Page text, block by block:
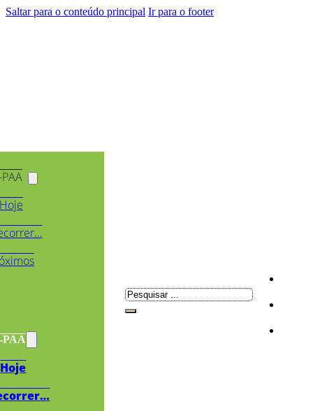
Saltar para o conteúdo principal Ir para o footer
PAA
Hoje
Pesquisar